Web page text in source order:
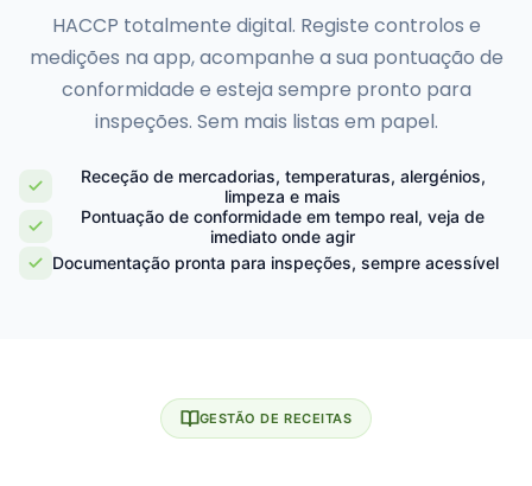
HACCP totalmente digital. Registe controlos e
medições na app, acompanhe a sua pontuação de
conformidade e esteja sempre pronto para
inspeções. Sem mais listas em papel.
Receção de mercadorias, temperaturas, alergénios,
limpeza e mais
Pontuação de conformidade em tempo real, veja de
imediato onde agir
Documentação pronta para inspeções, sempre acessível
GESTÃO DE RECEITAS